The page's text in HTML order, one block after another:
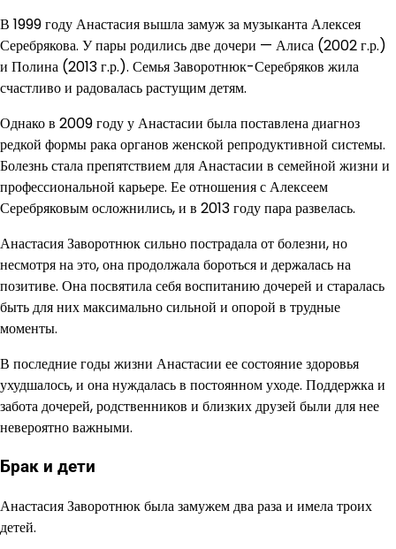
В 1999 году Анастасия вышла замуж за музыканта Алексея
Серебрякова. У пары родились две дочери — Алиса (2002 г.р.)
и Полина (2013 г.р.). Семья Заворотнюк-Серебряков жила
счастливо и радовалась растущим детям.
Однако в 2009 году у Анастасии была поставлена диагноз
редкой формы рака органов женской репродуктивной системы.
Болезнь стала препятствием для Анастасии в семейной жизни и
профессиональной карьере. Ее отношения с Алексеем
Серебряковым осложнились, и в 2013 году пара развелась.
Анастасия Заворотнюк сильно пострадала от болезни, но
несмотря на это, она продолжала бороться и держалась на
позитиве. Она посвятила себя воспитанию дочерей и старалась
быть для них максимально сильной и опорой в трудные
моменты.
В последние годы жизни Анастасии ее состояние здоровья
ухудшалось, и она нуждалась в постоянном уходе. Поддержка и
забота дочерей, родственников и близких друзей были для нее
невероятно важными.
Брак и дети
Анастасия Заворотнюк была замужем два раза и имела троих
детей.